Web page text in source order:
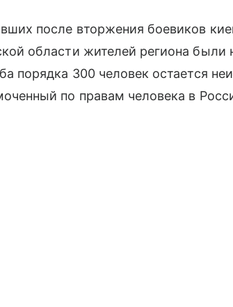
после вторжения боевиков
области жителей региона
порядка 300 человек остается
по правам человека в